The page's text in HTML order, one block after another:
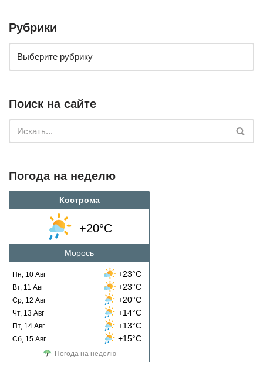
Рубрики
Поиск на сайте
Погода на неделю
Кострома
+20°C
Морось
Пн, 10 Авг +23°C
Вт, 11 Авг +23°C
Ср, 12 Авг +20°C
Чт, 13 Авг +14°C
Пт, 14 Авг +13°C
Сб, 15 Авг +15°C
Погода на неделю